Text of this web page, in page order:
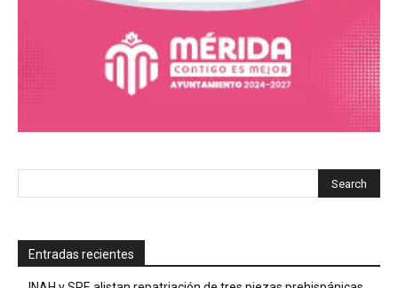
Entradas recientes